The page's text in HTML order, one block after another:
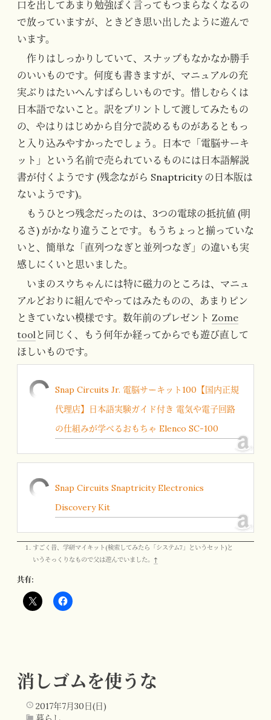
口を出してあまり勉強ぽく言ってもつまらなくなるの
で放っていますが、ときどき思い出したように遊んで
います。
作りはしっかりしていて、スナップもなかなか勝手
のいいものです。何度も書きますが、マニュアルの充
実ぶりはたいへんすばらしいものです。惜しむらくは
日本語でないこと。訳をプリントして渡してみたもの
の、やはりはじめから自分で読めるものがあるともっ
と入り込みやすかったでしょう。日本で「電脳サーキ
ット」という名前で売られているものには日本語解説
書が付くようです (残念ながら Snaptricity の日本版は
ないようです)。
もうひとつ残念だったのは、3つの電球の抵抗値 (明
るさ) がかなり違うことです。もうちょっと揃っていな
いと、簡単な「直列つなぎと並列つなぎ」の違いも実
感しにくいと思いました。
いまのスウちゃんには特に磁力のところは、マニュ
アルどおりに組んでやってはみたものの、あまりピン
ときていない模様です。数年前のプレゼント Zome
toolと同じく、もう何年か経ってからでも遊び直して
ほしいものです。
Snap Circuits Jr. 電脳サーキット100【国内正規
代理店】日本語実験ガイド付き 電気や電子回路
の仕組みが学べるおもちゃ Elenco SC-100
Snap Circuits Snaptricity Electronics
Discovery Kit
すごく昔、学研マイキット(検索してみたら「システム7」というセット)と
いうそっくりなもので父は遊んでいました。 ↑
共有:
消しゴムを使うな
2017年7月30日(日)